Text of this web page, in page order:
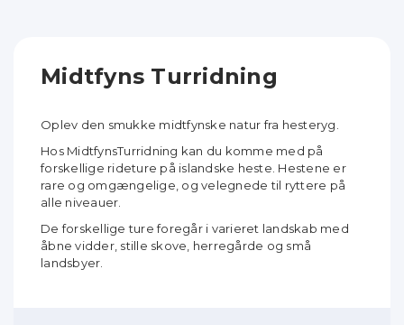
Midtfyns Turridning
Oplev den smukke midtfynske natur fra hesteryg.
Hos MidtfynsTurridning kan du komme med på
forskellige rideture på islandske heste. Hestene er
rare og omgængelige, og velegnede til ryttere på
alle niveauer.
De forskellige ture foregår i varieret landskab med
åbne vidder, stille skove, herregårde og små
landsbyer.